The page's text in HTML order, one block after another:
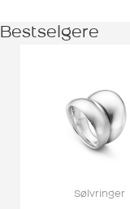
Bestselgere
Sølvringer